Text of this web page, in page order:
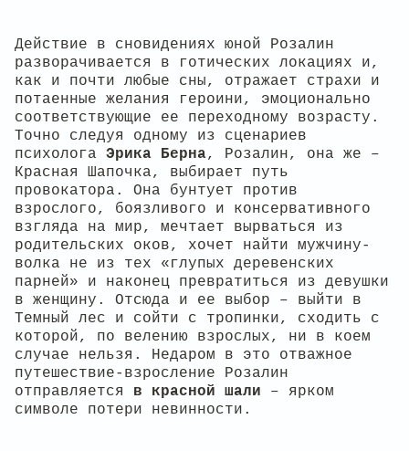
Действие в сновидениях юной Розалин
разворачивается в готических локациях и,
как и почти любые сны, отражает страхи и
потаенные желания героини, эмоционально
соответствующие ее переходному возрасту.
Точно следуя одному из сценариев
психолога Эрика Берна, Розалин, она же –
Красная Шапочка, выбирает путь
провокатора. Она бунтует против
взрослого, боязливого и консервативного
взгляда на мир, мечтает вырваться из
родительских оков, хочет найти мужчину-
волка не из тех «глупых деревенских
парней» и наконец превратиться из девушки
в женщину. Отсюда и ее выбор – выйти в
Темный лес и сойти с тропинки, сходить с
которой, по велению взрослых, ни в коем
случае нельзя. Недаром в это отважное
путешествие-взросление Розалин
отправляется
в красной шали – ярком
символе потери невинности.